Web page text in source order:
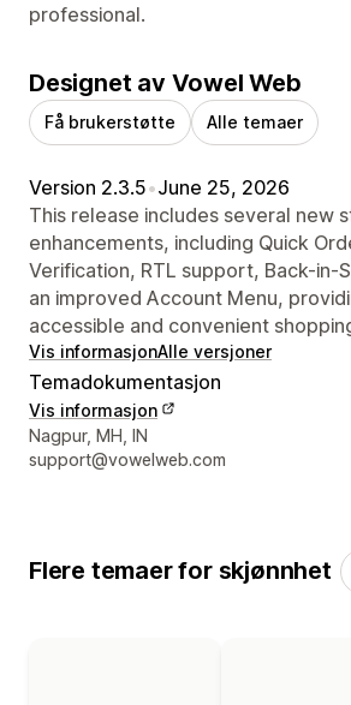
professional.
Designet av Vowel Web
Få brukerstøtte Alle temaer
Version 2.3.5•June 25, 2026
This release includes several new
enhancements, including Quick
Verification, RTL support, Back-in-
an improved Account Menu,
accessible and convenient
Vis informasjonAlle versjoner
Temadokumentasjon
Vis informasjon
Designerens kontaktinfo
Nagpur, MH, IN
support@vowelweb.com
Flere temaer for skjønnhet